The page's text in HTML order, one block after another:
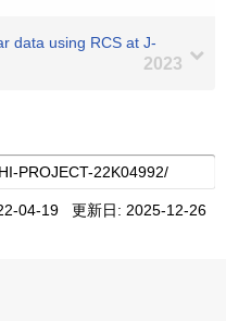
data using RCS at J-
2023
04-19 更新日: 2025-12-26